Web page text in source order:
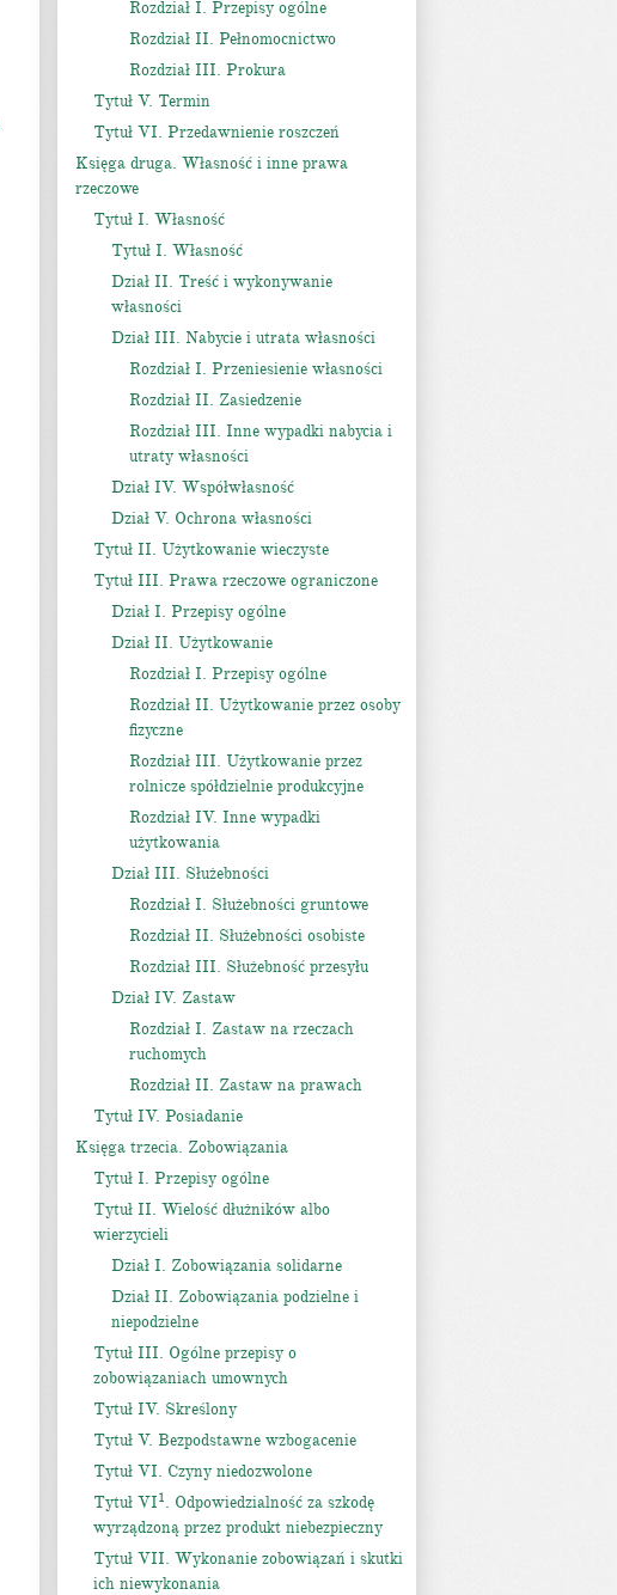
Rozdział I. Przepisy ogólne
Rozdział II. Pełnomocnictwo
Rozdział III. Prokura
Tytuł V. Termin
Tytuł VI. Przedawnienie roszczeń
Księga druga. Własność i inne prawa
rzeczowe
Tytuł I. Własność
Tytuł I. Własność
Dział II. Treść i wykonywanie
własności
Dział III. Nabycie i utrata własności
Rozdział I. Przeniesienie własności
Rozdział II. Zasiedzenie
Rozdział III. Inne wypadki nabycia i
utraty własności
Dział IV. Współwłasność
Dział V. Ochrona własności
Tytuł II. Użytkowanie wieczyste
Tytuł III. Prawa rzeczowe ograniczone
Dział I. Przepisy ogólne
Dział II. Użytkowanie
Rozdział I. Przepisy ogólne
Rozdział II. Użytkowanie przez osoby
fizyczne
Rozdział III. Użytkowanie przez
rolnicze spółdzielnie produkcyjne
Rozdział IV. Inne wypadki
użytkowania
Dział III. Służebności
Rozdział I. Służebności gruntowe
Rozdział II. Służebności osobiste
Rozdział III. Służebność przesyłu
Dział IV. Zastaw
Rozdział I. Zastaw na rzeczach
ruchomych
Rozdział II. Zastaw na prawach
Tytuł IV. Posiadanie
Księga trzecia. Zobowiązania
Tytuł I. Przepisy ogólne
Tytuł II. Wielość dłużników albo
wierzycieli
Dział I. Zobowiązania solidarne
Dział II. Zobowiązania podzielne i
niepodzielne
Tytuł III. Ogólne przepisy o
zobowiązaniach umownych
Tytuł IV. Skreślony
Tytuł V. Bezpodstawne wzbogacenie
Tytuł VI. Czyny niedozwolone
Tytuł VI1. Odpowiedzialność za szkodę
wyrządzoną przez produkt niebezpieczny
Tytuł VII. Wykonanie zobowiązań i skutki
ich niewykonania